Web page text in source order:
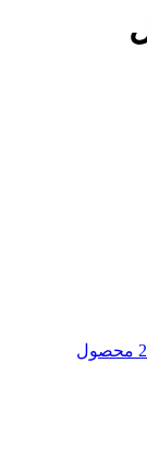
2 محصول